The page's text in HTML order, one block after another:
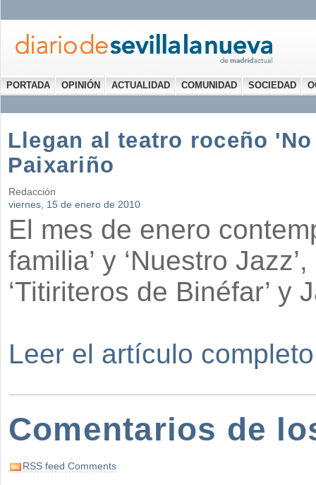
PORTADA OPINIÓN ACTUALIDAD COMUNIDAD SOCIEDAD
Llegan al teatro roceño
Paixariño
Redacción
viernes, 15 de enero de 2010
El mes de enero
familia’ y ‘Nuestro
‘Titiriteros de Binéfar’ y
Leer el artículo completo
Comentarios de
RSS feed Comments